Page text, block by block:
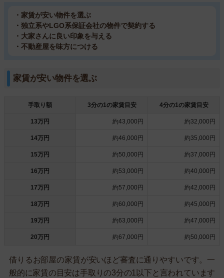
・家賃が安い物件を選ぶ
・独立系やLGO系保証会社の物件で契約する
・大家さんに良い印象を与える
・不動産屋を味方につける
家賃が安い物件を選ぶ
手取り額 3分の1の家賃目安 4分の1の家賃目安
13万円 約43,000円 約32,000円
14万円 約46,000円 約35,000円
15万円 約50,000円 約37,000円
16万円 約53,000円 約40,000円
17万円 約57,000円 約42,000円
18万円 約60,000円 約45,000円
19万円 約63,000円 約47,000円
20万円 約67,000円 約50,000円
借りるお部屋の家賃が安いほど審査に通りやすいです。一
般的に家賃の目安は手取りの3分の1以下と言われています